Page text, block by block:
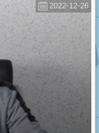
2022-12-26